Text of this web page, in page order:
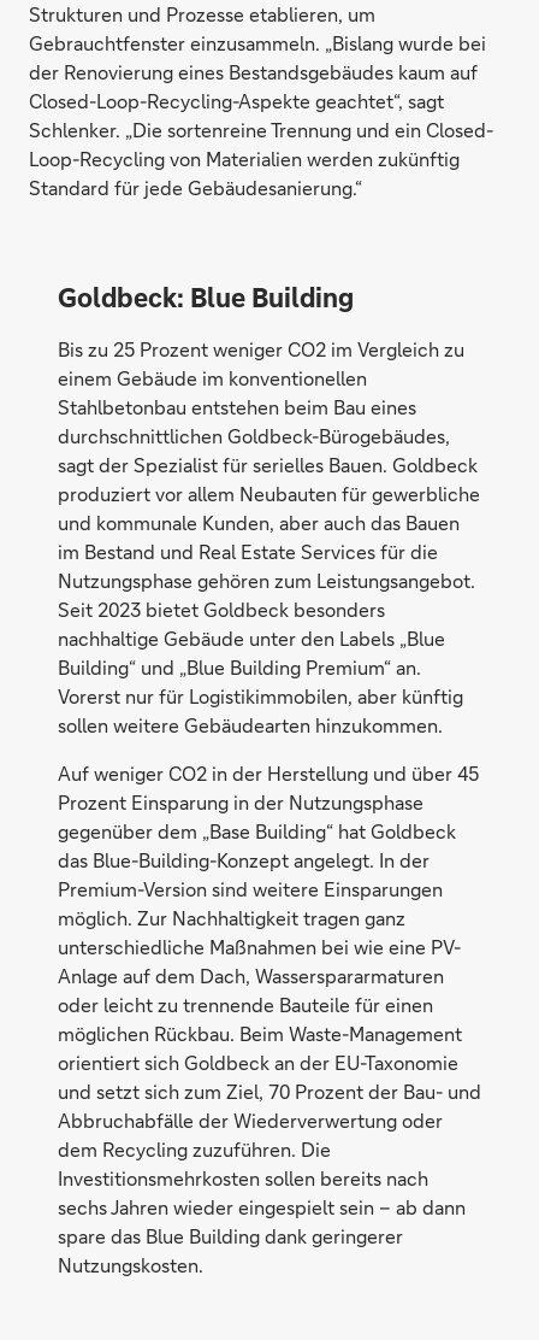
Strukturen und Prozesse etablieren, um
Gebrauchtfenster einzusammeln. „Bislang wurde bei
der Renovierung eines Bestandsgebäudes kaum auf
Closed-Loop-Recycling-Aspekte geachtet“, sagt
Schlenker. „Die sortenreine Trennung und ein Closed-
Loop-Recycling von Materialien werden zukünftig
Standard für jede Gebäudesanierung.“
Goldbeck: Blue Building
Bis zu 25 Prozent weniger CO2 im Vergleich zu
einem Gebäude im konventionellen
Stahlbetonbau entstehen beim Bau eines
durchschnittlichen Goldbeck-Bürogebäudes,
sagt der Spezialist für serielles Bauen. Goldbeck
produziert vor allem Neubauten für gewerbliche
und kommunale Kunden, aber auch das Bauen
im Bestand und Real Estate Services für die
Nutzungsphase gehören zum Leistungsangebot.
Seit 2023 bietet Goldbeck besonders
nachhaltige Gebäude unter den Labels „Blue
Building“ und „Blue Building Premium“ an.
Vorerst nur für Logistikimmobilen, aber künftig
sollen weitere Gebäudearten hinzukommen.
Auf weniger CO2 in der Herstellung und über 45
Prozent Einsparung in der Nutzungsphase
gegenüber dem „Base Building“ hat Goldbeck
das Blue-Building-Konzept angelegt. In der
Premium-Version sind weitere Einsparungen
möglich. Zur Nachhaltigkeit tragen ganz
unterschiedliche Maßnahmen bei wie eine PV-
Anlage auf dem Dach, Wasserspararmaturen
oder leicht zu trennende Bauteile für einen
möglichen Rückbau. Beim Waste-Management
orientiert sich Goldbeck an der EU-Taxonomie
und setzt sich zum Ziel, 70 Prozent der Bau- und
Abbruchabfälle der Wiederverwertung oder
dem Recycling zuzuführen. Die
Investitionsmehrkosten sollen bereits nach
sechs Jahren wieder eingespielt sein – ab dann
spare das Blue Building dank geringerer
Nutzungskosten.